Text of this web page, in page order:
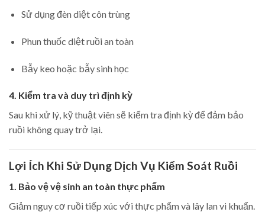
Sử dụng đèn diệt côn trùng
Phun thuốc diệt ruồi an toàn
Bẫy keo hoặc bẫy sinh học
4. Kiểm tra và duy trì định kỳ
Sau khi xử lý, kỹ thuật viên sẽ kiểm tra định kỳ để đảm bảo
ruồi không quay trở lại.
Lợi Ích Khi Sử Dụng Dịch Vụ Kiểm Soát Ruồi
1. Bảo vệ vệ sinh an toàn thực phẩm
Giảm nguy cơ ruồi tiếp xúc với thực phẩm và lây lan vi khuẩn.